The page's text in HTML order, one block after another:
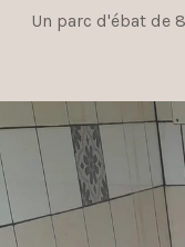
Un parc d'ébat de